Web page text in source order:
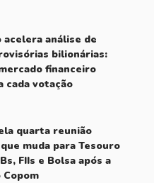
acelera análise de
bilionárias:
financeiro
cada votação
quarta reunião
muda para Tesouro
FIIs e Bolsa após a
Copom